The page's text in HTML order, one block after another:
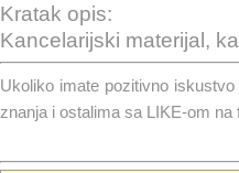
Kratak opis:
Kancelarijski materijal,
Ukoliko imate pozitivno
znanja i ostalima sa LIKE-om na